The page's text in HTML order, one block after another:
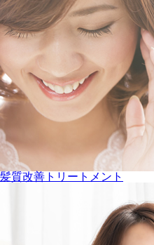
髪質改善トリートメント